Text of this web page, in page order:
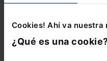
Cookies! Ahí va nuestra
¿Qué es una
Si todavía no te
está oportunidad
con un25% de